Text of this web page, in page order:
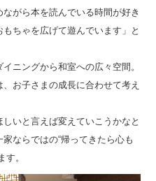
ながら本を読んでいる時間が好き
ちゃを広げて遊んでいます」と
ニングから和室への広々空間。
お子さまの成長に合わせて考え
しいと言えば変えていこうかなと
家ならではの“帰ってきたら心も
す。